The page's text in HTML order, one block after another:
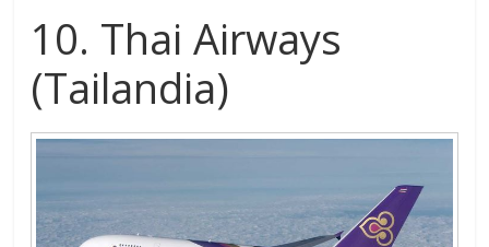
10. Thai Airways
(Tailandia)